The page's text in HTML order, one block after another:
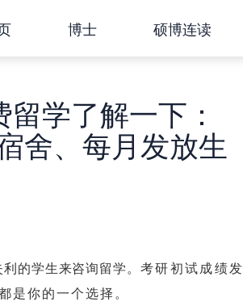
博士 硕博连读
学了解一下：
舍、每月发放生
的学生来咨询留学。 考研初试成绩发
是你的一个选择。